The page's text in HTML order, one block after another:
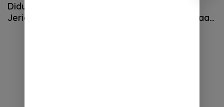
Diduga Pengisian BBM Subsidi ke Ratusan
Jerigen di SPBU Pangururan, Antrean Kendaraan